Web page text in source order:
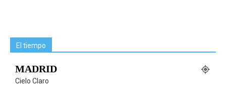
El tiempo
MADRID
Cielo Claro